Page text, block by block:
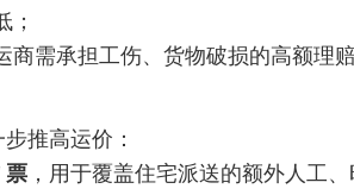
需承担工伤、货物破损的高额理
推高运价：
票 ，用于覆盖住宅派送的额外人工